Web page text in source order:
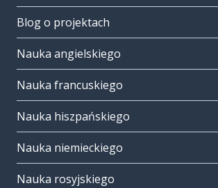
Blog o projektach
Nauka angielskiego
Nauka francuskiego
Nauka hiszpańskiego
Nauka niemieckiego
Nauka rosyjskiego